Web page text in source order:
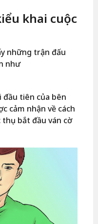
khai cuộc
những trận đấu
như
đầu tiên của bên
cảm nhận về cách
bắt đầu ván cờ